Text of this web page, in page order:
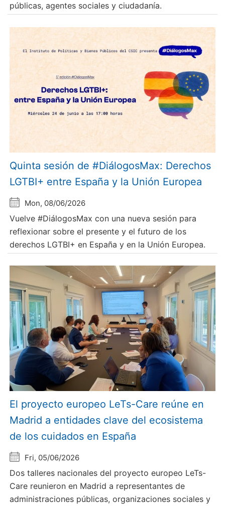
públicas, agentes sociales y ciudadanía.
Quinta sesión de #DiálogosMax: Derechos
LGTBI+ entre España y la Unión Europea
Mon, 08/06/2026
Vuelve #DiálogosMax con una nueva sesión para
reflexionar sobre el presente y el futuro de los
derechos LGTBI+ en España y en la Unión Europea.
El proyecto europeo LeTs-Care reúne en
Madrid a entidades clave del ecosistema
de los cuidados en España
Fri, 05/06/2026
Dos talleres nacionales del proyecto europeo LeTs-
Care reunieron en Madrid a representantes de
administraciones públicas, organizaciones sociales y